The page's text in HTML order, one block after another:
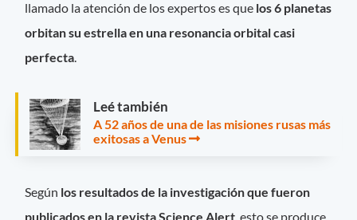
llamado la atención de los expertos es que los 6 planetas
orbitan su estrella en una resonancia orbital casi
perfecta
Leé también
A 52 años de una de las misiones rusas más
exitosas a Venus
Según los resultados de la investigación que fueron
publicados en la revista Science Alert, esto se produce